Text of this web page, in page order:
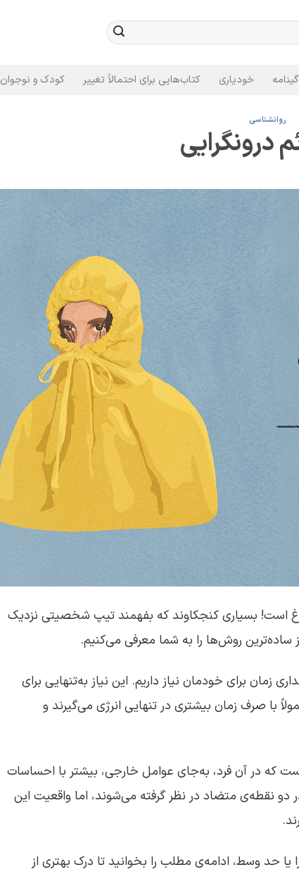
خودیاری کتاب‌هایی برای احتمالاً تغییر کودک و نوجوان
روانشناسی
است! بسیاری کنجکاوند که بفهمند تیپ شخصیتی نزدیک
ساده‌ترین روش‌ها را به شما معرفی می‌کنیم.
زمان برای خودمان نیاز داریم. این نیاز به‌تنهایی برای
با صرف زمان بیشتری در تنهایی انرژی می‌گیرند و
که در آن فرد، به‌جای عوامل خارجی، بیشتر با احساسات
دو نقطه‌ی متضاد در نظر گرفته می‌شوند، اما واقعیت این
یا حد وسط، ادامه‌ی مطلب را بخوانید تا درک بهتری از